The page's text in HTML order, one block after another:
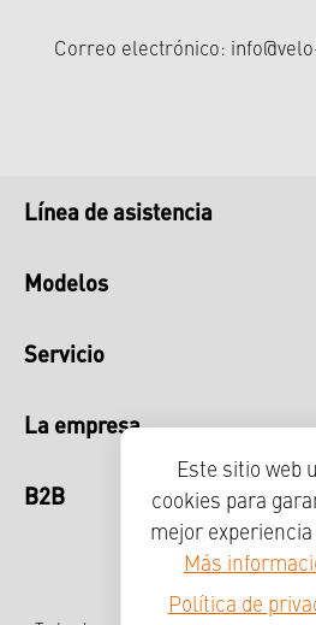
Correo electrónico:
Línea de asistencia
Modelos
Servicio
La empresa
B2B
Este sitio web
cookies para
mejor experiencia
Más
Política de